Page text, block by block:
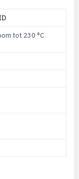
tot 230 °C